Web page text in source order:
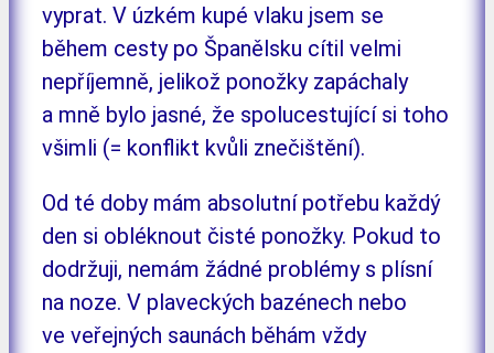
vyprat. V úzkém kupé vlaku jsem se
během cesty po Španělsku cítil velmi
nepříjemně, jelikož ponožky zapáchaly
a mně bylo jasné, že spolucestující si toho
všimli (= konflikt kvůli znečištění).
Od té doby mám absolutní potřebu každý
den si obléknout čisté ponožky. Pokud to
dodržuji, nemám žádné problémy s plísní
na noze. V plaveckých bazénech nebo
ve veřejných saunách běhám vždy